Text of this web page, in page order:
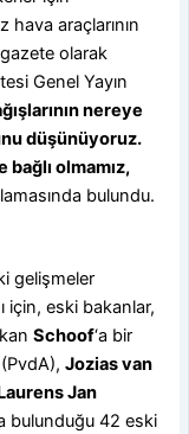
hava araçlarının
gazete olarak
Genel Yayın
nereye
düşünüyoruz.
olmamız,
bulundu.
gelişmeler
için, eski bakanlar,
Schoof‘a bir
Jozias van
Jan
bulunduğu 42 eski